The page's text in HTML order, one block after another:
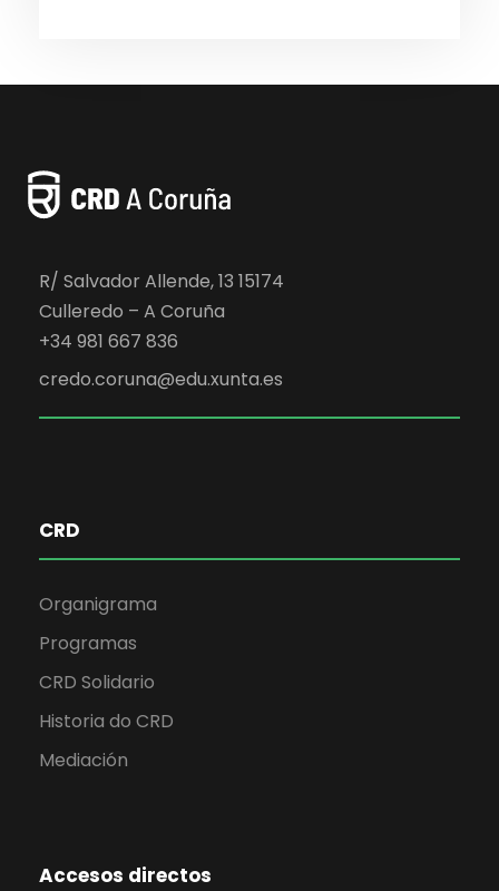
R/ Salvador Allende, 13 15174
Culleredo – A Coruña
+34 981 667 836
credo.coruna@edu.xunta.es
CRD
Organigrama
Programas
CRD Solidario
Historia do CRD
Mediación
Accesos directos